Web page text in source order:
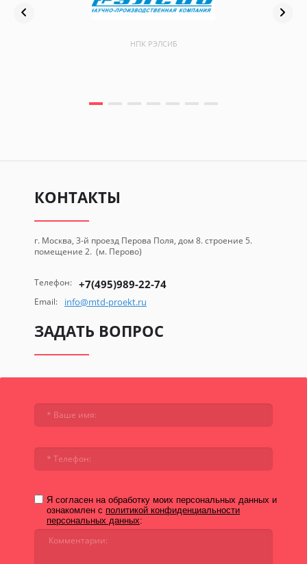
НПК РЭЛСИБ
КОНТАКТЫ
г. Москва, 3-й проезд Перова Поля, дом 8. строение 5.
помещение 2. (м. Перово)
Телефон: +7(495)989-22-74
Email: info@mtd-proekt.ru
ЗАДАТЬ ВОПРОС
Я согласен на обработку моих персональных данных и
ознакомлен с политикой конфиденциальности
персональных данных: